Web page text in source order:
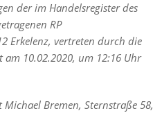
der im Handelsregister des
RP
Erkelenz, vertreten durch die
am 10.02.2020, um 12:16 Uhr
Bremen, Sternstraße 58,